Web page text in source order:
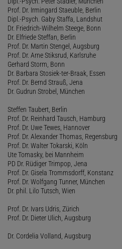
Prof. Dr. Irmingard Staeuble, Berlin
Dipl.-Psych. Gaby Staffa, Landshut
Dr. Friedrich-Wilhelm Steege, Bonn
Dr. Elfriede Steffan, Berlin
Prof. Dr. Martin Stengel, Augsburg
Prof. Dr. Arne Stiksrud, Karlsruhe
Gerhard Storm, Bonn
Dr. Barbara Stosiek-ter-Braak, Essen
Prof. Dr. Bernd Strauß, Jena
Dr. Gudrun Strobel, München
Steffen Taubert, Berlin
Prof. Dr. Reinhard Tausch, Hamburg
Prof. Dr. Uwe Tewes, Hannover
Prof. Dr. Alexander Thomas, Regensburg
Prof. Dr. Walter Tokarski, Köln
Ute Tomasky, bei Mannheim
PD Dr. Rüdiger Trimpop, Jena
Prof. Dr. Gisela Trommsdorff, Konstanz
Prof. Dr. Wolfgang Tunner, München
Dr. phil. Lilo Tutsch, Wien
Prof. Dr. Ivars Udris, Zürich
Prof. Dr. Dieter Ulich, Augsburg
Dr. Cordelia Volland, Augsburg